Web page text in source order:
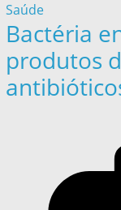
Saúde
Bactéria
produtos